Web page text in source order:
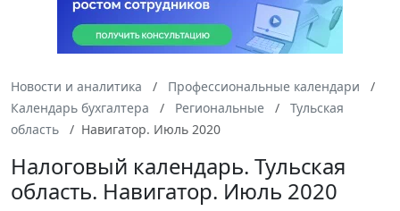
Новости и аналитика
Профессиональные календари
Календарь бухгалтера
Региональные
Тульская
область
Навигатор. Июль 2020
Налоговый календарь. Тульская
область. Навигатор. Июль 2020